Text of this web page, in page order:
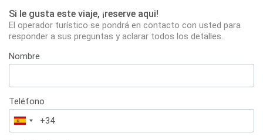
Si le gusta este viaje, ¡reserve aqui!
El operador turístico se pondrá en contacto con usted para
responder a sus preguntas y aclarar todos los detalles.
Nombre
Teléfono
España
+34